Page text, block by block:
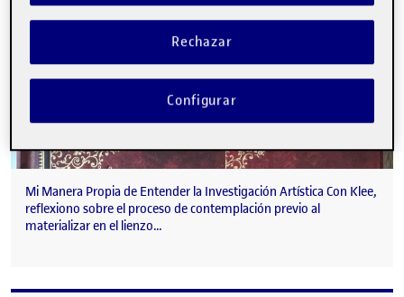
Mi Manera Propia de Entender la Investigación Artística Con Klee,
reflexiono sobre el proceso de contemplación previo al
materializar en el lienzo…
Rechazar
Configurar